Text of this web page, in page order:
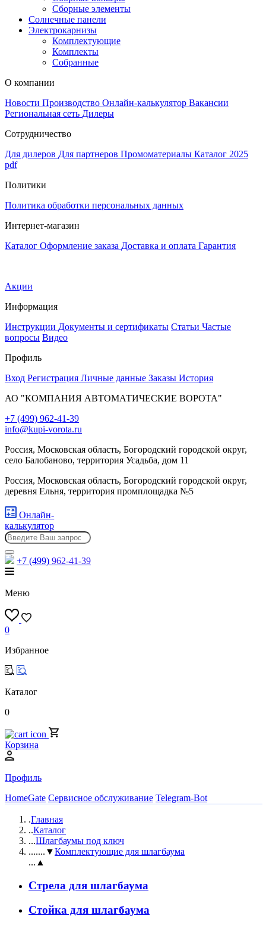
Сборные элементы
Солнечные панели
Электрокарнизы
Комплектующие
Комплекты
Собранные
О компании
Новости Производство Онлайн-калькулятор Вакансии
Региональная сеть Дилеры
Сотрудничество
Для дилеров Для партнеров Промоматериалы Каталог 2025
pdf
Политики
Политика обработки персональных данных
Интернет-магазин
Каталог Оформление заказа Доставка и оплата Гарантия
Акции
Информация
Инструкции Документы и сертификаты Статьи Частые
вопросы Видео
Профиль
Вход Регистрация Личные данные Заказы История
АО "КОМПАНИЯ АВТОМАТИЧЕСКИЕ ВОРОТА"
+7 (499) 962-41-39
info@kupi-vorota.ru
Россия, Московская область, Богородский городской округ,
село Балобаново, территория Усадьба, дом 11
Россия, Московская область, Богородский городской округ,
деревня Ельня, территория промплощадка №5
Онлайн-
калькулятор
+7 (499) 962-41-39
Меню
0
Избранное
Каталог
0
Корзина
Профиль
HomeGate Сервисное обслуживание Telegram-Bot
.Главная
..Каталог
...Шлагбаумы под ключ
.......▼Комплектующие для шлагбаума
...▲
Стрела для шлагбаума
Стойка для шлагбаума